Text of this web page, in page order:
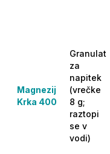
Magnezij
Krka 400
Granulat
za
napitek
(vrečke
8 g;
raztopi
se v
vodi)